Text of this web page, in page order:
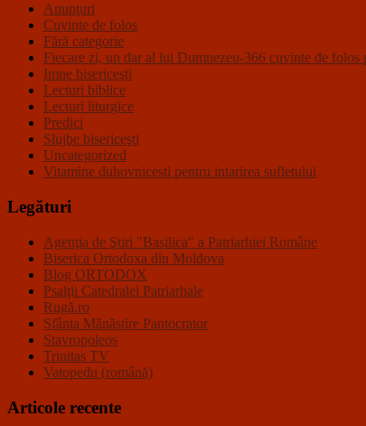
Anunţuri
Cuvinte de folos
Fără categorie
Fiecare zi, un dar al lui Dumnezeu-366 cuvinte de folos
Imne bisericeşti
Lecturi biblice
Lecturi liturgice
Predici
Slujbe bisericeşti
Uncategorized
Vitamine duhovnicesti pentru intarirea sufletului
Legături
Agenţia de Ştiri "Basilica" a Patriarhiei Române
Biserica Ortodoxa din Moldova
Blog ORTODOX
Psalţii Catedralei Patriarhale
Rugă.ro
Sfânta Mănăstire Pantocrator
Stavropoleos
Trinitas TV
Vatopedu (română)
Articole recente